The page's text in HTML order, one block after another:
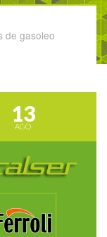
de gasoleo
13
AGO